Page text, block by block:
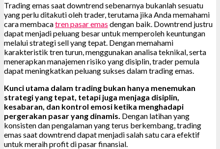
Trading emas saat downtrend sebenarnya bukanlah sesuatu
yang perlu ditakuti oleh trader, terutama jika Anda memahami
cara membacatren pasar emas dengan baik. Downtrend justru
dapat menjadi peluang besar untuk memperoleh keuntungan
melalui strategi sell yang tepat. Dengan memahami
karakteristik tren turun, menggunakan analisa teknikal, serta
menerapkan manajemen risiko yang disiplin, trader pemula
dapat meningkatkan peluang sukses dalam trading emas.
Kunci utama dalam trading bukan hanya menemukan
strategi yang tepat, tetapi juga menjaga disiplin,
kesabaran, dan kontrol emosi ketika menghadapi
pergerakan pasar yang dinamis. Dengan latihan yang
konsisten dan pengalaman yang terus berkembang, trading
emas saat downtrend dapat menjadi salah satu cara efektif
untuk meraih profit di pasar finansial.